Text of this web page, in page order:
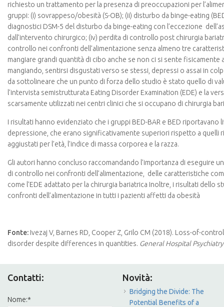
richiesto un trattamento per la presenza di preoccupazioni per
gruppi: (i) sovrappeso/obesità (S-OB); (ii) disturbo da binge-eating
diagnostici DSM-5 del disturbo da binge-eating con l’eccezione
dall’intervento chirurgico; (iv) perdita di controllo post chirurgia
controllo nei confronti dell’alimentazione senza almeno tre
mangiare grandi quantità di cibo anche se non ci si sente fisicamente
mangiando, sentirsi disgustati verso se stessi, depressi o assai in
da sottolineare che un punto di forza dello studio è stato quello di
l’intervista semistrutturata Eating Disorder Examination (EDE) e la
scarsamente utilizzati nei centri clinici che si occupano di chirurgia
I risultati hanno evidenziato che i gruppi BED-BAR e BED
depressione, che erano significativamente superiori rispetto a quelli
aggiustati per l’età, l’indice di massa corporea e la razza.
Gli autori hanno concluso raccomandando l’importanza di eseguire
di controllo nei confronti dell’alimentazione, delle caratteristiche
come l’EDE adattato per la chirurgia bariatrica Inoltre, i risultati
confronti dell’alimentazione in tutti i pazienti affetti da obesità
Fonte: Ivezaj V, Barnes RD, Cooper Z, Grilo CM (2018). Loss-of-
disorder despite differences in quantities. General Hospital
Contatti:
Nome:*
Novità:
Bridging the Divide: The
Potential Benefits of a